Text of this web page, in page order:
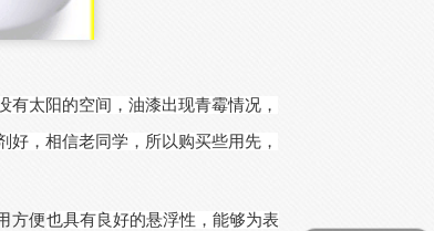
太阳的空间，油漆出现青霉情况，
，相信老同学，所以购买些用先，
方便也具有良好的悬浮性 ， 能够为表